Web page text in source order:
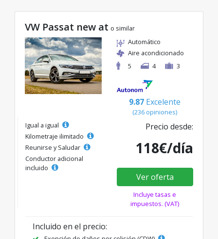
VW Passat new at o similar
Automático
Aire acondicionado
5
4 3
9.87 Excelente
(236 opiniones)
Igual a igual
Kilometraje ilimitado
Reunirse y Saludar
Conductor adicional
incluido
Precio desde:
118€/día
Ver oferta
Incluye tasas e
impuestos. (VAT)
Incluido en el precio: